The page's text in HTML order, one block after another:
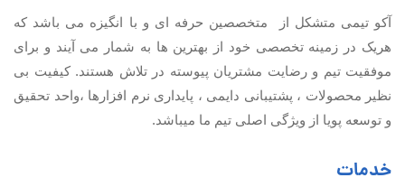
آكو تيمی متشکل از متخصصین حرفه ای و با انگیزه می باشد که
هریک در زمینه تخصصی خود از بهترین ها به شمار می آیند و برای
موفقیت تيم و رضایت مشتریان پیوسته در تلاش هستند. کیفیت بی
نظير محصولات ، پشتیبانی دايمی ، پایداری نرم افزارها ،واحد تحقیق
و توسعه پویا از ویژگی اصلی تیم ما میباشد.
خدمات